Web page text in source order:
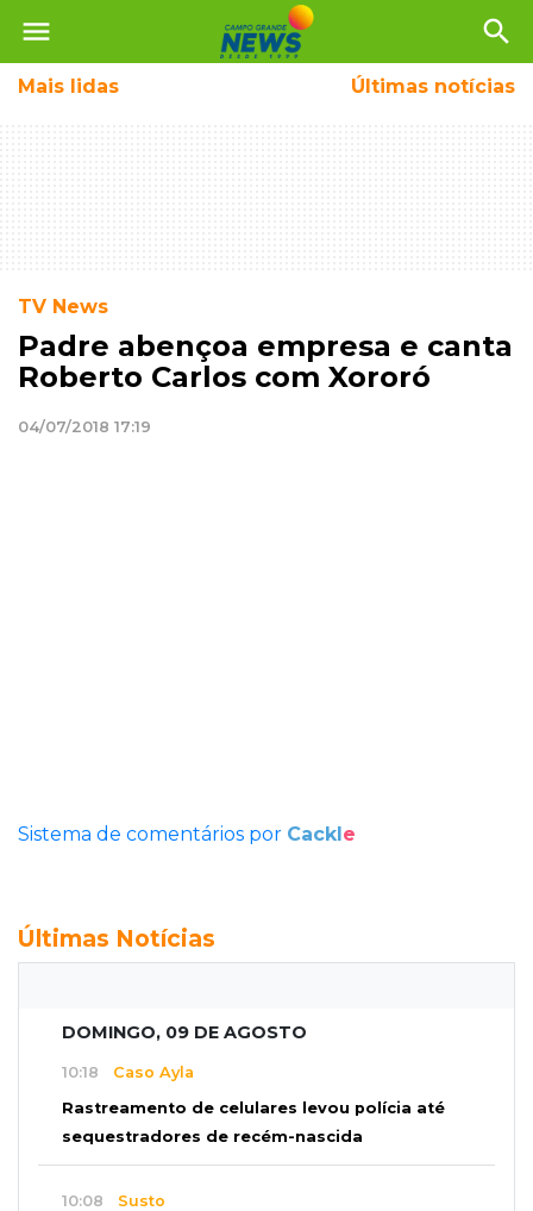
menu search
Mais lidas Últimas notícias
TV News
Padre abençoa empresa e canta
Roberto Carlos com Xororó
04/07/2018 17:19
Sistema de comentários por Cackle
Últimas Notícias
DOMINGO, 09 DE AGOSTO
10:18 Caso Ayla
Rastreamento de celulares levou polícia até
sequestradores de recém-nascida
10:08 Susto